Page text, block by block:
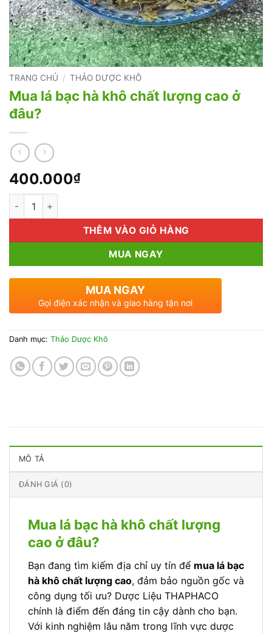
TRANG CHỦ / THẢO DƯỢC KHÔ
Mua lá bạc hà khô chất lượng cao ở
đâu?
400.000₫
Mua lá bạc hà khô chất lượng cao ở đâu? số lượng
THÊM VÀO GIỎ HÀNG
MUA NGAY
MUA NGAY
Gọi điện xác nhận và giao hàng tận nơi
Danh mục: Thảo Dược Khô
MÔ TẢ
ĐÁNH GIÁ (0)
Mua lá bạc hà khô chất lượng
cao ở đâu?
Bạn đang tìm kiếm địa chỉ uy tín để mua lá bạc
hà khô chất lượng cao, đảm bảo nguồn gốc và
công dụng tối ưu? Dược Liệu THAPHACO
chính là điểm đến đáng tin cậy dành cho bạn.
Với kinh nghiệm lâu năm trong lĩnh vực dược